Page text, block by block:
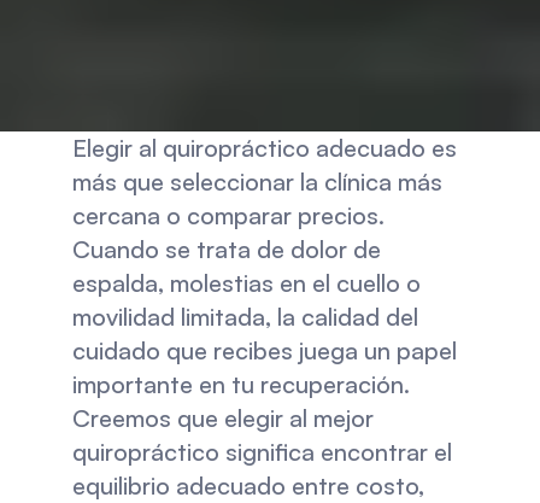
Elegir al quiropráctico adecuado es
más que seleccionar la clínica más
cercana o comparar precios.
Cuando se trata de dolor de
espalda, molestias en el cuello o
movilidad limitada, la calidad del
cuidado que recibes juega un papel
importante en tu recuperación.
Creemos que elegir al mejor
quiropráctico significa encontrar el
equilibrio adecuado entre costo,